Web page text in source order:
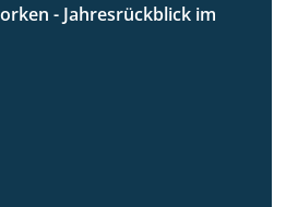
4:26
- Jahresrückblick im